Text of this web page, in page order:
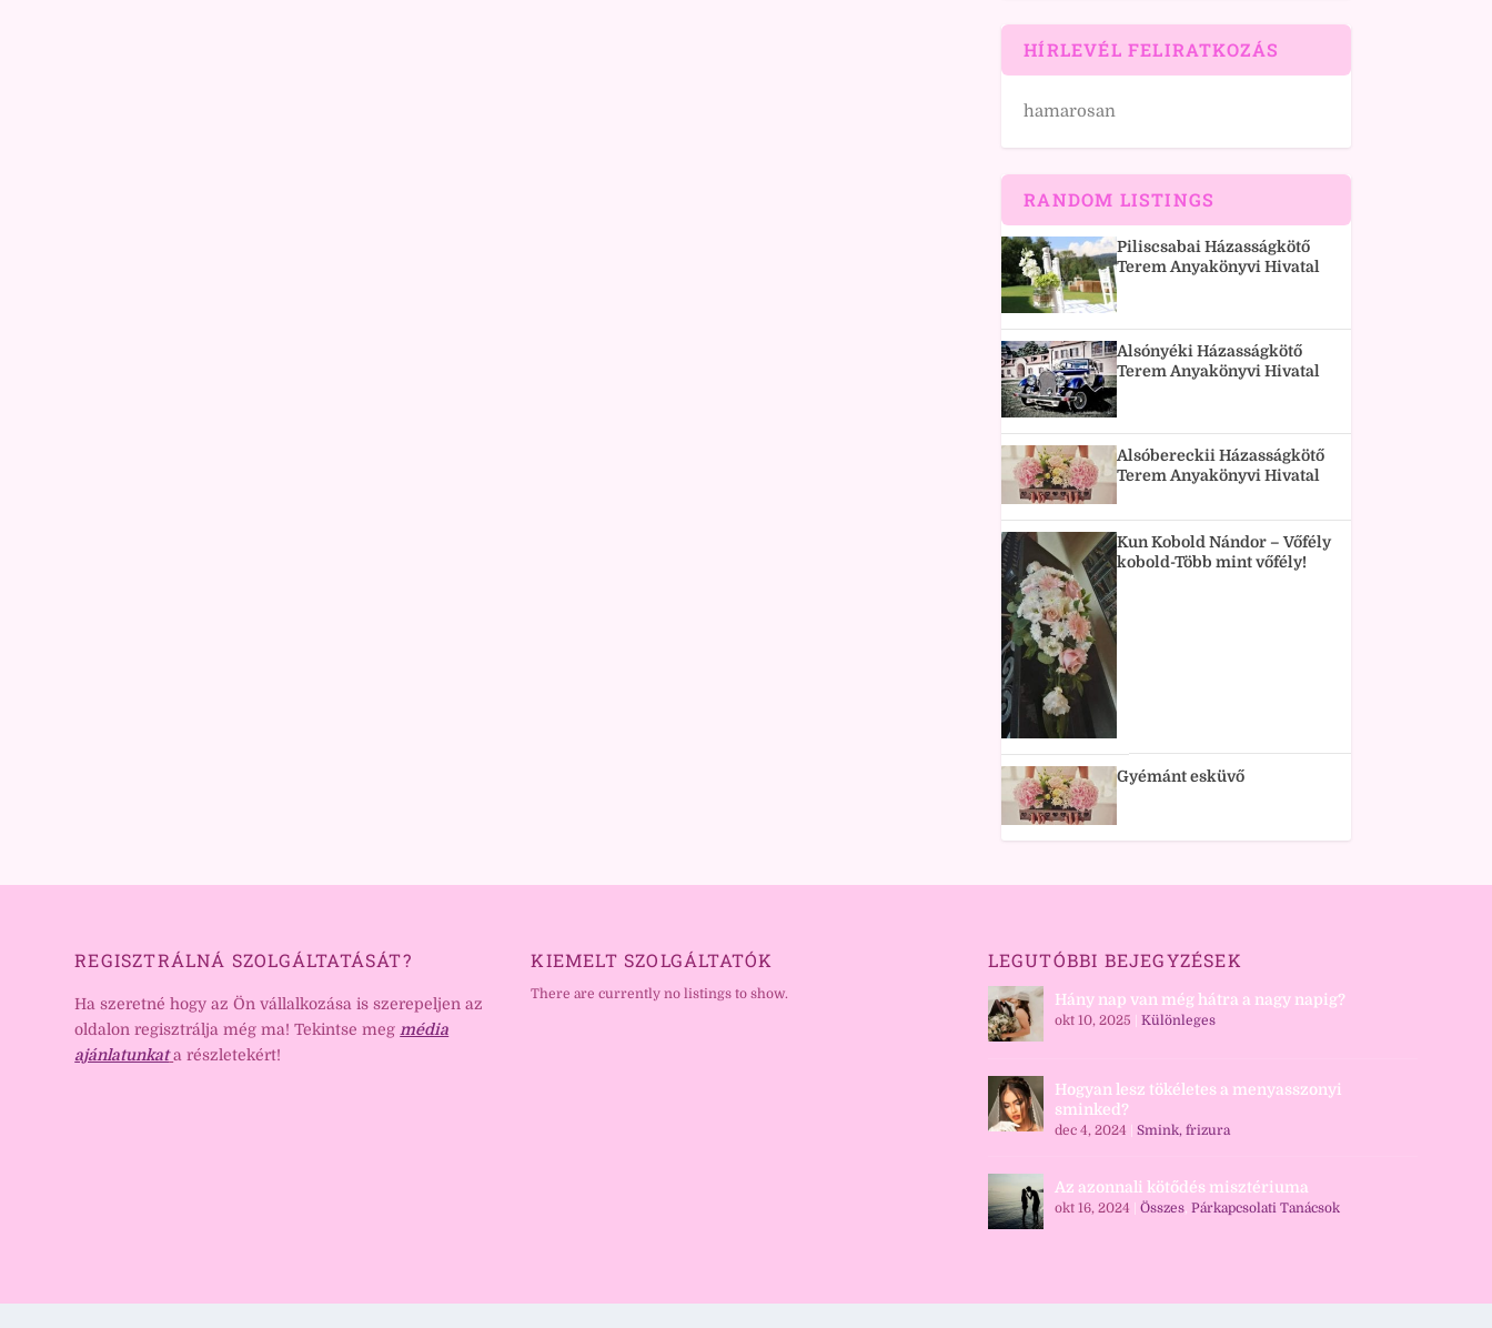
HÍRLEVÉL FELIRATKOZÁS
hamarosan
RANDOM LISTINGS
Piliscsabai Házasságkötő
Terem Anyakönyvi Hivatal
Alsónyéki Házasságkötő
Terem Anyakönyvi Hivatal
Alsóbereckii Házasságkötő
Terem Anyakönyvi Hivatal
Kun Kobold Nándor – Vőfély
kobold-Több mint vőfély!
Gyémánt esküvő
REGISZTRÁLNÁ SZOLGÁLTATÁSÁT?
Ha szeretné hogy az Ön vállalkozása is szerepeljen az
oldalon regisztrálja még ma! Tekintse meg média
ajánlatunkat a részletekért!
KIEMELT SZOLGÁLTATÓK
There are currently no listings to show.
LEGUTÓBBI BEJEGYZÉSEK
Hány nap van még hátra a nagy napig?
okt 10, 2025 Különleges
Hogyan lesz tökéletes a menyasszonyi
sminked?
dec 4, 2024 Smink, frizura
Az azonnali kötődés misztériuma
okt 16, 2024 Összes, Párkapcsolati Tanácsok